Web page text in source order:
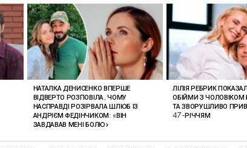
НАТАЛКА ДЕНИСЕНКО ВПЕРШЕ
ВІДВЕРТО РОЗПОВІЛА, ЧОМУ
НАСПРАВДІ РОЗІРВАЛА ШЛЮБ ІЗ
АНДРІЄМ ФЕДІНЧИКОМ: «ВІН
ЗАВДАВАВ МЕНІ БОЛЮ»
ЛІЛІЯ РЕБРИК
ОБІЙМИ З ЧОЛОВІКОМ
ТА ЗВОРУШЛИВО
47-РІЧЧЯМ